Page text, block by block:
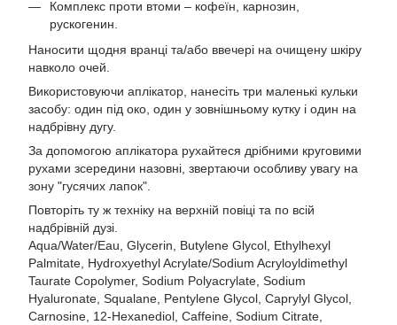
Комплекс проти втоми – кофеїн, карнозин,
рускогенин.
Наносити щодня вранці та/або ввечері на очищену шкіру
навколо очей.
Використовуючи аплікатор, нанесіть три маленькі кульки
засобу: один під око, один у зовнішньому кутку і один на
надбрівну дугу.
За допомогою аплікатора рухайтеся дрібними круговими
рухами зсередини назовні, звертаючи особливу увагу на
зону "гусячих лапок".
Повторіть ту ж техніку на верхній повіці та по всій
надбрівній дузі.
Aqua/Water/Eau, Glycerin, Butylene Glycol, Ethylhexyl
Palmitate, Hydroxyethyl Acrylate/Sodium Acryloyldimethyl
Taurate Copolymer, Sodium Polyacrylate, Sodium
Hyaluronate, Squalane, Pentylene Glycol, Caprylyl Glycol,
Carnosine, 12-Hexanediol, Caffeine, Sodium Citrate,